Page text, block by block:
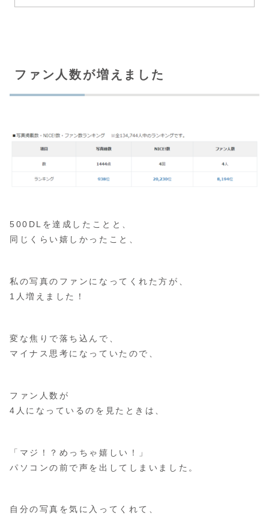
ファン人数が増えました
500DLを達成したことと、
同じくらい嬉しかったこと、
私の写真のファンになってくれた方が、
1人増えました！
変な焦りで落ち込んで、
マイナス思考になっていたので、
ファン人数が
4人になっているのを見たときは、
「マジ！？めっちゃ嬉しい！」
パソコンの前で声を出してしまいました。
自分の写真を気に入ってくれて、